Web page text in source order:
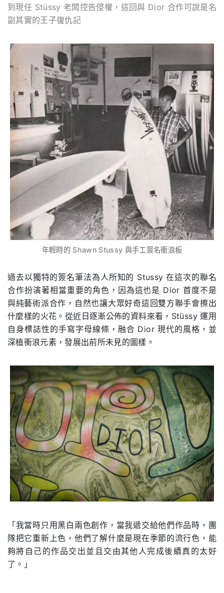
到現任 Stüssy 老闆控告侵權，這回與 Dior 合作可說是名
副其實的王子復仇記
年輕時的 Shawn Stussy 與手工簽名衝浪板
過去以獨特的簽名筆法為人所知的 Stussy在這次的聯名
合作扮演著相當重要的角色，因為這也是 Dior 首度不是
與純藝術派合作，自然也讓大眾好奇這回雙方聯手會擦出
什麼樣的火花。 從近日逐漸公佈的資料來看， Stüssy運用
自身標誌性的手寫字母線條，融合 Dior 現代的風格，並
深植衝浪元素，發展出前所未見的圖樣。
「我當時只用黑白兩色創作，當我遞交給他們作品時，團
隊把它重新上色，他們了解什麼是現在季節的流行色，能
夠將自己的作品交出並且交由其他人完成後續真的太好
了。」